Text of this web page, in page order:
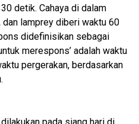
detik. Cahaya di dalam
lamprey diberi waktu 60
didefinisikan sebagai
merespons’ adalah waktu
pergerakan, berdasarkan